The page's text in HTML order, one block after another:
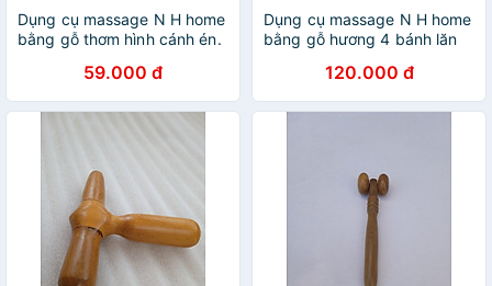
Dụng cụ massage N H home
bằng gỗ thơm hình cánh én.
59.000 đ
Dụng cụ massage N H home
bằng gỗ hương 4 bánh lăn
120.000 đ